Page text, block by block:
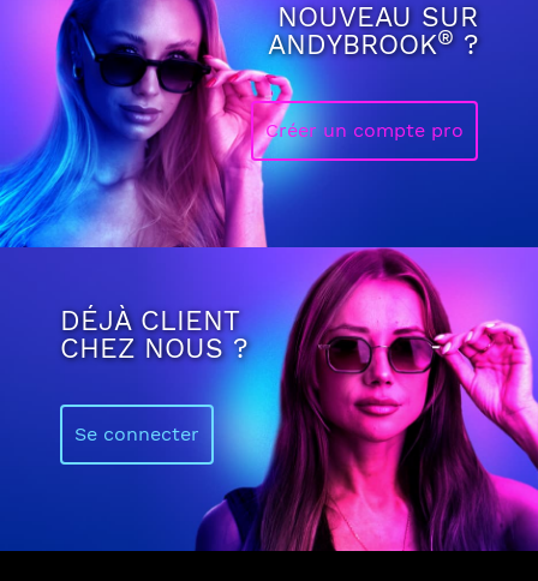
NOUVEAU SUR
ANDYBROOK®?
Créer un compte pro
DÉJÀ CLIENT
CHEZ NOUS ?
Se connecter